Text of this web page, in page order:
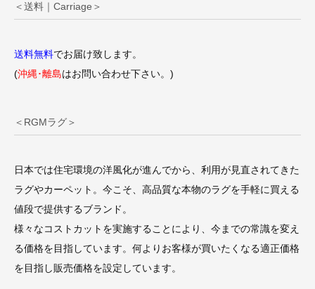
＜送料｜Carriage＞
送料無料でお届け致します。
(沖縄･離島はお問い合わせ下さい。)
＜RGMラグ＞
日本では住宅環境の洋風化が進んでから、利用が見直されてきた
ラグやカーペット。今こそ、高品質な本物のラグを手軽に買える
値段で提供するブランド。
様々なコストカットを実施することにより、今までの常識を変え
る価格を目指しています。何よりお客様が買いたくなる適正価格
を目指し販売価格を設定しています。